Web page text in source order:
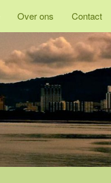
Over ons Contact